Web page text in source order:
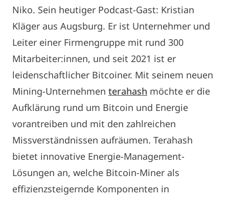
Niko. Sein heutiger Podcast-Gast: Kristian
Kläger aus Augsburg. Er ist Unternehmer und
Leiter einer Firmengruppe mit rund 300
Mitarbeiter:innen, und seit 2021 ist er
leidenschaftlicher Bitcoiner. Mit seinem neuen
Mining-Unternehmen terahash möchte er die
Aufklärung rund um Bitcoin und Energie
vorantreiben und mit den zahlreichen
Missverständnissen aufräumen. Terahash
bietet innovative Energie-Management-
Lösungen an, welche Bitcoin-Miner als
effizienzsteigernde Komponenten in